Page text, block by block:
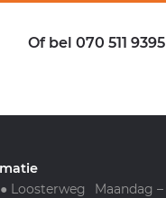
Of bel 070 511 9395
Loosterweg
Maandag